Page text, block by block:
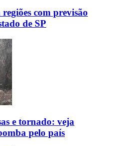
com previsão
de SP
e tornado: veja
pelo país